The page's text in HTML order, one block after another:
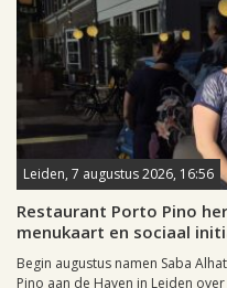
Leiden, 7 augustus 2026, 16:56
Restaurant Porto Pino
menukaart en sociaal
Begin augustus namen Saba
Pino aan de Haven in Leiden over